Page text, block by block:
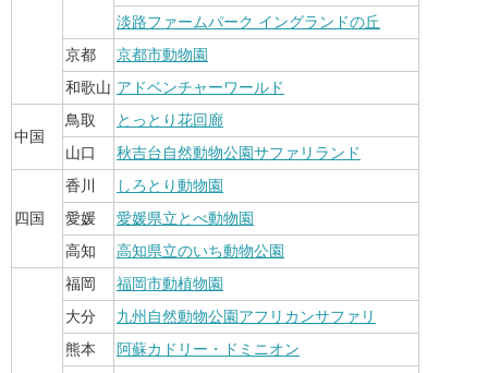
淡路ファームパーク イングランドの丘
京都
京都市動物園
和歌山 アドベンチャーワールド
中国
鳥取
とっとり花回廊
山口
秋吉台自然動物公園サファリランド
四国
香川
しろとり動物園
愛媛
愛媛県立とべ動物園
高知
高知県立のいち動物公園
福岡
福岡市動植物園
大分
九州自然動物公園アフリカンサファリ
熊本
阿蘇カドリー・ドミニオン